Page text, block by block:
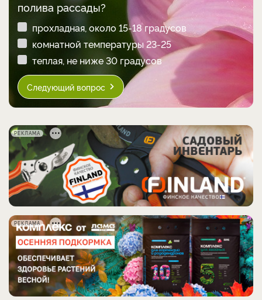
полива рассады?
прохладная, около 15-18 градусов
комнатной температуры 23-25
теплая, не ниже 30 градусов
Следующий вопрос
РЕКЛАМА
РЕКЛАМА